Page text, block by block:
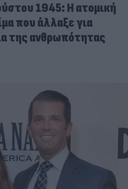
1945: Η ατομική
που άλλαξε για
της ανθρωπότητας